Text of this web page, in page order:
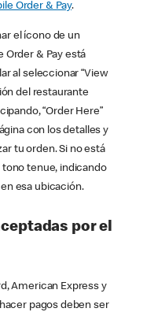
Order & Pay.
el ícono de un
Order & Pay está
al seleccionar “View
del restaurante
“Order Here”
con los detalles y
tu orden. Si no está
tono tenue, indicando
esa ubicación.
por el
American Express y
pagos deben ser